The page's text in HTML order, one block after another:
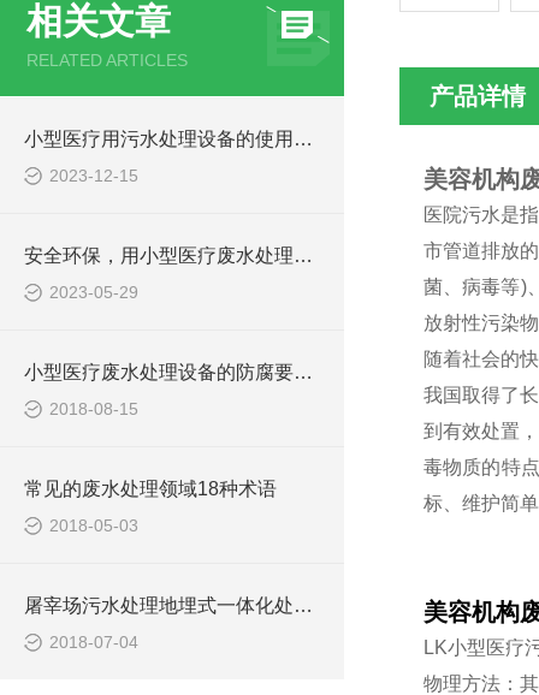
相关文章
RELATED ARTICLES
小型医疗用污水处理设备的使用注意事项
2023-12-15
安全环保，用小型医疗废水处理设备
2023-05-29
小型医疗废水处理设备的防腐要求你做到了吗
2018-08-15
常见的废水处理领域18种术语
2018-05-03
屠宰场污水处理地埋式一体化处理设备
2018-07-04
产品详情
美容机构
医院污水是
市管道排放
菌、病毒等)
放射性污染
随着社会的
我国取得了
到有效处置
毒物质的特
标、维护简
美容机构
LK小型医疗
物理方法：